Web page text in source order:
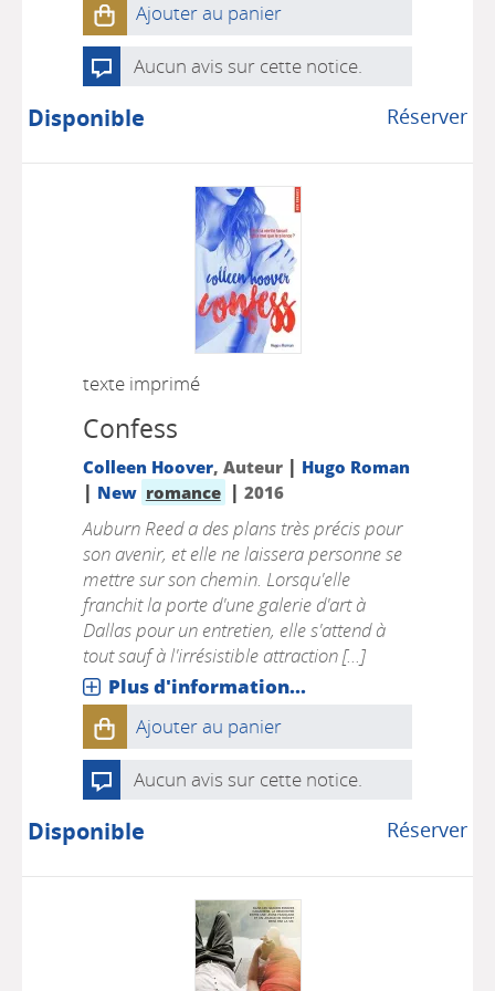
Ajouter au panier
Aucun avis sur cette notice.
Réserver
Disponible
texte imprimé
Confess
Colleen Hoover, Auteur | Hugo Roman
| New romance | 2016
Auburn Reed a des plans très précis pour
son avenir, et elle ne laissera personne se
mettre sur son chemin. Lorsqu'elle
franchit la porte d'une galerie d'art à
Dallas pour un entretien, elle s'attend à
tout sauf à l'irrésistible attraction [...]
Plus d'information...
Ajouter au panier
Aucun avis sur cette notice.
Réserver
Disponible